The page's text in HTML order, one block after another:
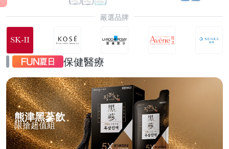
嚴選品牌
保健醫療
熊津黑蔘飲
限搶超值組